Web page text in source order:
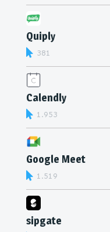
Quiply
381
Calendly
1.953
Google Meet
1.519
sipgate